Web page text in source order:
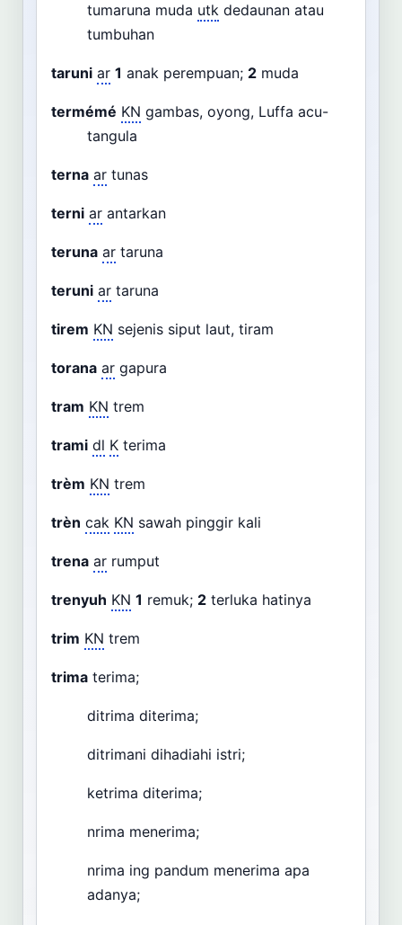
tumaruna muda utk dedaunan atau
tumbuhan
taruni ar 1 anak perempuan; 2 muda
termémé KN gambas, oyong, Luffa acu-
tangula
terna ar tunas
terni ar antarkan
teruna ar taruna
teruni ar taruna
tirem KN sejenis siput laut, tiram
torana ar gapura
tram KN trem
trami dl K terima
trèm KN trem
trèn cak KN sawah pinggir kali
trena ar rumput
trenyuh KN 1 remuk; 2 terluka hatinya
trim KN trem
trima terima;
ditrima diterima;
ditrimani dihadiahi istri;
ketrima diterima;
nrima menerima;
nrima ing pandum menerima apa
adanya;